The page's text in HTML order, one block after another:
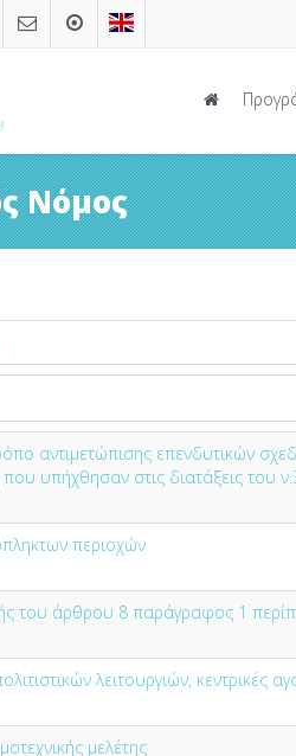
Νόμος
αντιμετώπισης επενδυτικών
που υπήχθησαν στις διατάξεις του
περιοχών
του άρθρου 8 παράγραφος 1
λειτουργιών, κεντρικές
μελέτης